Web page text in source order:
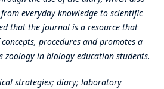
everyday knowledge to scientific
that the journal is a resource that
procedures and promotes a
in biology education students.
strategies; diary; laboratory